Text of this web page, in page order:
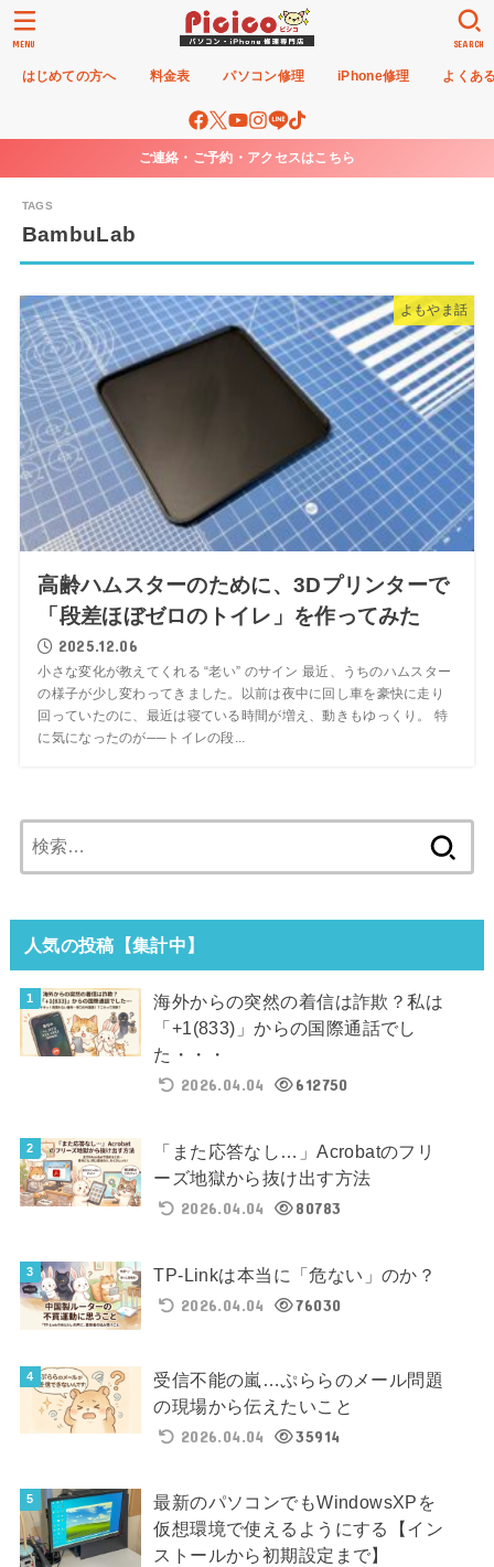
はじめての方へ 料金表 パソコン修理 iPhone修理 よくあ
SEARCH
MENU
ご連絡・ご予約・アクセスはこちら
BambuLab
よもやま話
高齢ハムスターのために、3Dプリンターで
「段差ほぼゼロのトイレ」を作ってみた
2025.12.06
小さな変化が教えてくれる “老い” のサイン 最近、うちのハムスター
の様子が少し変わってきました。以前は夜中に回し車を豪快に走り
回っていたのに、最近は寝ている時間が増え、動きもゆっくり。 特
に気になったのが──トイレの段...
索:
人気の投稿【集計中】
海外からの突然の着信は詐欺？私は
「+1(833)」からの国際通話でし
た・・・
2026.04.04
612750
「また応答なし…」Acrobatのフリ
ーズ地獄から抜け出す方法
2026.04.04
80783
TP-Linkは本当に「危ない」のか？
2026.04.04
76030
受信不能の嵐…ぷららのメール問題
の現場から伝えたいこと
2026.04.04
35914
最新のパソコンでもWindowsXPを
仮想環境で使えるようにする【イン
ストールから初期設定まで】